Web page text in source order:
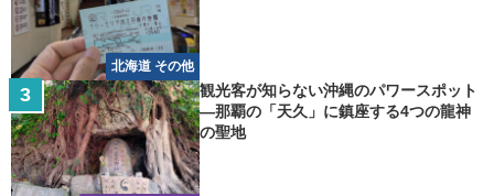
北海道 その他
観光客が知らない沖縄のパワースポット
―那覇の「天久」に鎮座する4つの龍神
の聖地